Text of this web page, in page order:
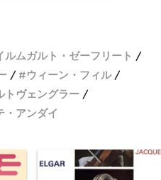
ルムガルト・ゼーフリート
ウィーン・フィル
トヴェングラー
・アンダイ